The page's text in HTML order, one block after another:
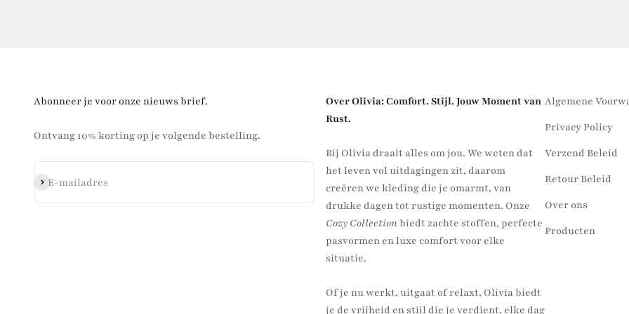
Abonneer je voor onze nieuws brief.
Ontvang 10% korting op je volgende bestelling.
E-mailadres
Abonneren
Over Olivia: Comfort. Stijl. Jouw Moment van
Rust.
Bij Olivia draait alles om jou. We weten dat
het leven vol uitdagingen zit, daarom
creëren we kleding die je omarmt, van
drukke dagen tot rustige momenten. Onze
Cozy Collectionbiedt zachte stoffen, perfecte
pasvormen en luxe comfort voor elke
situatie.
Of je nu werkt, uitgaat of relaxt, Olivia biedt
je de vrijheid en stijl die je verdient, elke dag
Algemene
Privacy Policy
Verzend Beleid
Retour Beleid
Over ons
Producten